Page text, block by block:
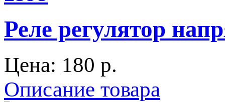
Реле регулятор
Цена: 180 p.
Описание товара